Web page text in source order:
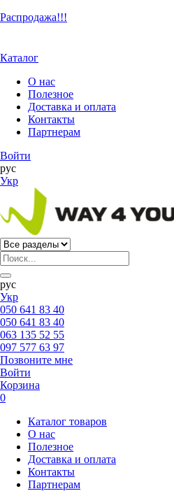
Распродажа!!!
Каталог
О нас
Полезное
Доставка и оплата
Контакты
Партнерам
Войти
рус
Укр
рус
Укр
050 641 83 40
050 641 83 40
063 135 52 55
097 577 63 97
Позвоните мне
Войти
Корзина
0
Каталог товаров
О нас
Полезное
Доставка и оплата
Контакты
Партнерам